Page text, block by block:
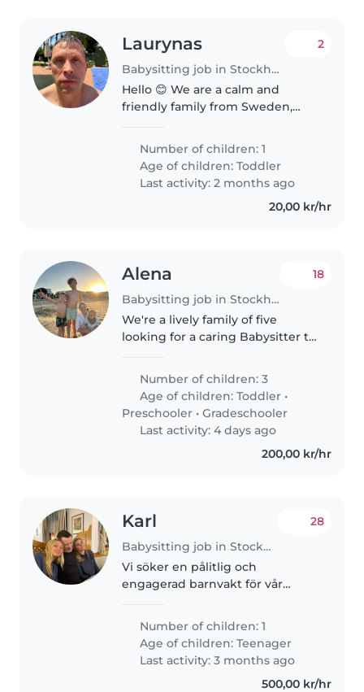
Laurynas
Babysitting job in Stockholm
2
Hello 😊 We are a calm and
friendly family from Sweden,
in Turkey. We have a small child
who is very loved, cheerful, and
curious. It is very important..
Number of children: 1
Age of children:Toddler
Last activity: 2 months ago
20,00 kr/hr
Alena
Babysitting job in Stockholm
18
We're a lively family of five
looking for a caring Babysitter to
looking to find someone to
support our family throughout
the year (fall, winter, spring,..
Number of children: 3
Age of children:Toddler •
Preschooler •Gradeschooler
Last activity: 4 days ago
200,00 kr/hr
Karl
Babysitting job in Stockholm
28
Vi söker en pålitlig och
engagerad barnvakt för vår
Vår dotter är självständig och vi
hoppas på någon som kan stödja
hennes intressen och ge en
trygg..
Number of children: 1
Age of children:Teenager
Last activity: 3 months ago
500,00 kr/hr